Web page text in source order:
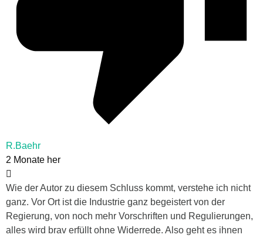
R.Baehr
2 Monate her
Wie der Autor zu diesem Schluss kommt, verstehe ich nicht
ganz. Vor Ort ist die Industrie ganz begeistert von der
Regierung, von noch mehr Vorschriften und Regulierungen,
alles wird brav erfüllt ohne Widerrede. Also geht es ihnen